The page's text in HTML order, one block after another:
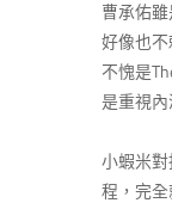
曹承佑
好像也不
不愧是
是重視內
小蝦米
程，完